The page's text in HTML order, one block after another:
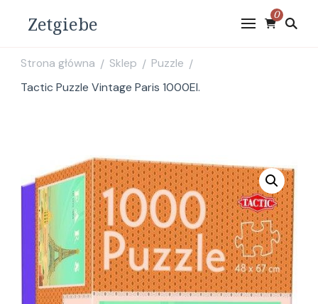
Zetgiebe 0
Strona główna / Sklep / Puzzle /
Tactic Puzzle Vintage Paris 1000El.